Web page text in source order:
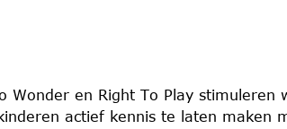
Wonder en Right To Play stimuleren
actief kennis te laten maken